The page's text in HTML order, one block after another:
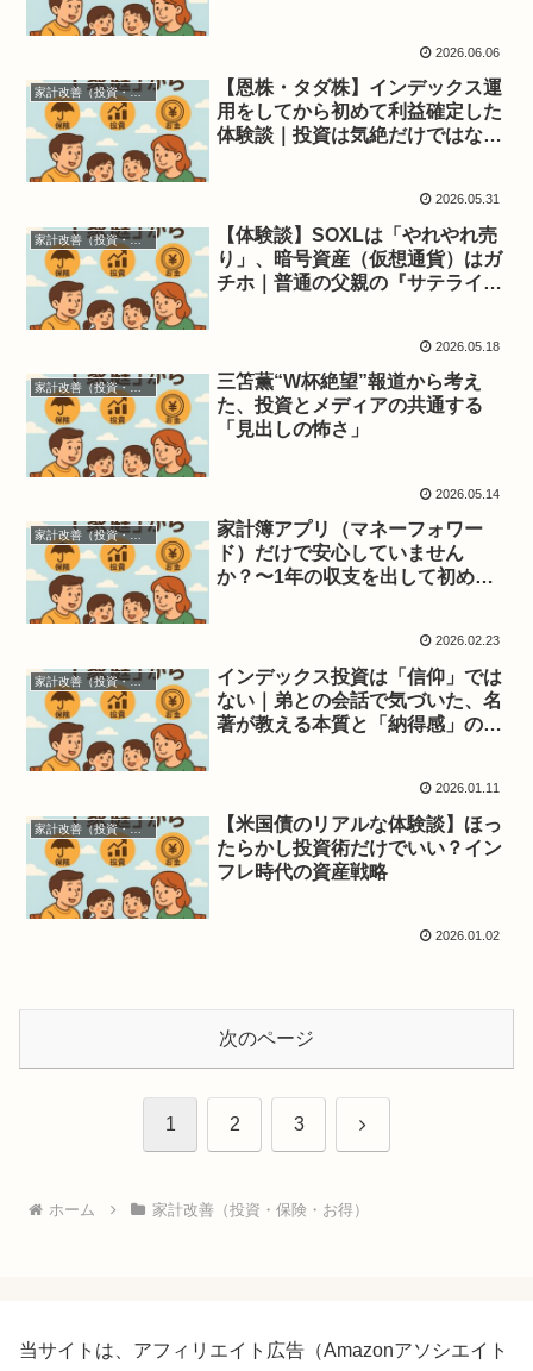
2026.06.06
家計改善（投資・保険・お得）
【恩株・タダ株】インデックス運
用をしてから初めて利益確定した
体験談｜投資は気絶だけではない
2026.05.31
家計改善（投資・保険・お得）
【体験談】SOXLは「やれやれ売
り」、暗号資産（仮想通貨）はガ
チホ｜普通の父親の『サテライト
2026.05.18
家計改善（投資・保険・お得）
三笘薫“W杯絶望”報道から考え
た、投資とメディアの共通する
「見出しの怖さ」
2026.05.14
家計改善（投資・保険・お得）
家計簿アプリ（マネーフォワー
ド）だけで安心していません
か？〜1年の収支を出して初めて
2026.02.23
家計改善（投資・保険・お得）
インデックス投資は「信仰」では
ない｜弟との会話で気づいた、名
著が教える本質と「納得感」の正
2026.01.11
家計改善（投資・保険・お得）
【米国債のリアルな体験談】ほっ
たらかし投資術だけでいい？イン
フレ時代の資産戦略
2026.01.02
次のページ
1 2 3 次
ホーム 家計改善（投資・保険・お得）
当サイトは、アフィリエイト広告（Amazonアソシエイト